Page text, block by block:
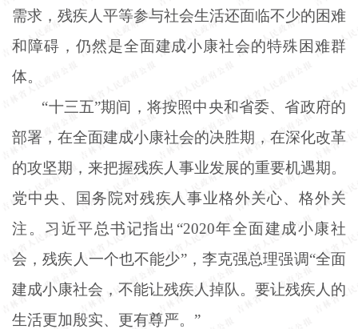
需求，残疾人平等参与社会生活还面临不少的困难
和障碍，仍然是全面建成小康社会的特殊困难群
体。
“十三五”期间，将按照中央和省委、省政府的
部署，在全面建成小康社会的决胜期，在深化改革
的攻坚期，来把握残疾人事业发展的重要机遇期。
党中央、国务院对残疾人事业格外关心、格外关
注。习近平总书记指出“2020年全面建成小康社
会，残疾人一个也不能少”，李克强总理强调“全面
建成小康社会，不能让残疾人掉队。要让残疾人的
生活更加殷实、更有尊严。”